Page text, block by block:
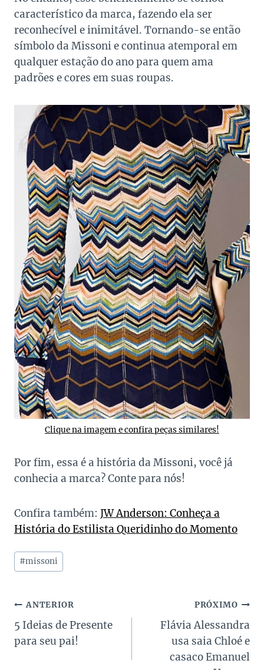
característico da marca, fazendo ela ser
reconhecível e inimitável. Tornando-se então
símbolo da Missoni e continua atemporal em
qualquer estação do ano para quem ama
padrões e cores em suas roupas.
Clique na imagem e confira peças similares!
Por fim, essa é a história da Missoni, você já
conhecia a marca? Conte para nós!
Confira também: JW Anderson: Conheça a
História do Estilista Queridinho do Momento
Tags
do
#missoni
Navegação
de
ANTERIOR
5 Ideias de Presente
para seu pai!
PRÓXIMO
Flávia Alessandra
usa saia Chloé e
casaco Emanuel